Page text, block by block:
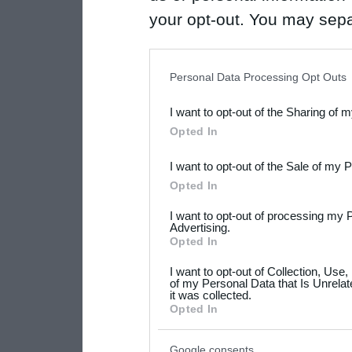
your opt-out. You may
Downstream Participants
third parties.
Please note that this
not limited to your visit or
grant or deny consent to
your data for below
consent section.
Personal Data Processing Opt Outs
I want to opt-out of the Sharing of
Opted In
I want to opt-out of the Sale of my
Opted In
I want to opt-out of processing my
Advertising.
Opted In
I want to opt-out of Collection,
of my Personal Data that Is
it was collected.
Opted In